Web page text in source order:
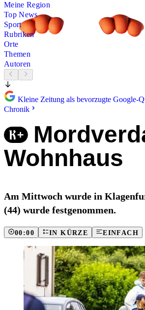
Meine Region
Top News
Sport
Rubriken
Orte
Themen
Autoren
Kleine Zeitung als bevorzugte Google-
Chronik
Wohnhaus
Am Mittwoch wurde in
(44) wurde festgenommen.
00:00 IN KÜRZE EINFACH